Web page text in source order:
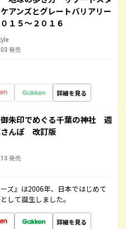
アンズとグレートバリアリー
１５～２０１６
発売
詳細を見る
朱印でめぐる千葉の神社 週
んぽ 改訂版
発売
ズ』は2006年、日本ではじめて
して誕生しました。
詳細を見る